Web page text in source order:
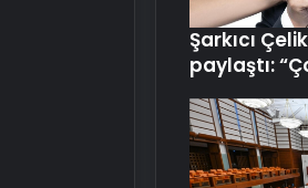
Şarkıcı
paylaştı: